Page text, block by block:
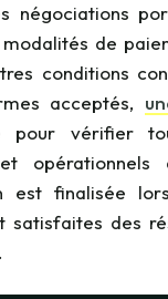
négociations
modalités de
conditions
acceptés,
pour vérifier
opérationnels
est finalisée
satisfaites des